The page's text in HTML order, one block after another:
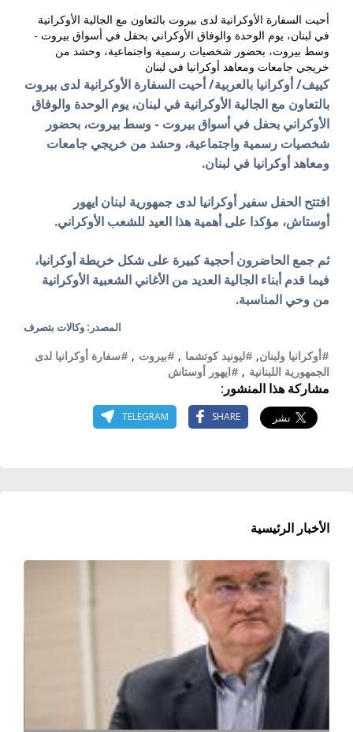
أحيت السفارة الأوكرانية لدى بيروت بالتعاون مع الجالية الأوكرانية
في لبنان، يوم الوحدة والوفاق الأوكراني بحفل في أسواق بيروت -
وسط بيروت، بحضور شخصيات رسمية واجتماعية، وحشد من
خريجي جامعات ومعاهد أوكرانيا في لبنان
كييف/ أوكرانيا بالعربية/ أحيت السفارة الأوكرانية لدى بيروت
بالتعاون مع الجالية الأوكرانية في لبنان، يوم الوحدة والوفاق
الأوكراني بحفل في أسواق بيروت - وسط بيروت، بحضور
شخصيات رسمية واجتماعية، وحشد من خريجي جامعات
ومعاهد أوكرانيا في لبنان.
افتتح الحفل سفير أوكرانيا لدى جمهورية لبنان ايهور
أوستاش، مؤكدا على أهمية هذا العيد للشعب الأوكراني.
ثم جمع الحاضرون أحجية كبيرة على شكل خريطة أوكرانيا،
فيما قدم أبناء الجالية العديد من الأغاني الشعبية الأوكرانية
من وحي المناسبة.
المصدر: وكالات بتصرف
#أوكرانيا ولبنان, #ليونيد كوتشما , #بيروت , #سفارة أوكرانيا لدى
الجمهورية اللبنانية , #ايهور أوستاش
مشاركة هذا المنشور:
SHARE
TELEGRAM
الأخبار الرئيسية